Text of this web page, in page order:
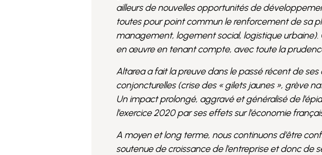
ailleurs de nouvelles opportunités de
toutes pour point commun le renforcement de sa
management, logement social, logistique
en œuvre en tenant compte, avec toute la
Altarea a fait la preuve dans le passé récent de
conjoncturelles (crise des « gilets jaunes », grève
Un impact prolongé, aggravé et généralisé de
l’exercice 2020 par ses effets sur l’économie
A moyen et long terme, nous continuons d’être
soutenue de croissance de l’entreprise et donc de